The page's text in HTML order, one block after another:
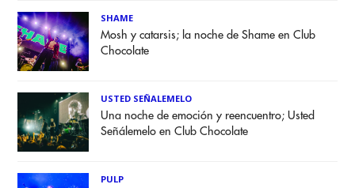
SHAME
Mosh y catarsis; la noche de Shame en Club
Chocolate
USTED SEÑALEMELO
Una noche de emoción y reencuentro; Usted
Señálemelo en Club Chocolate
PULP